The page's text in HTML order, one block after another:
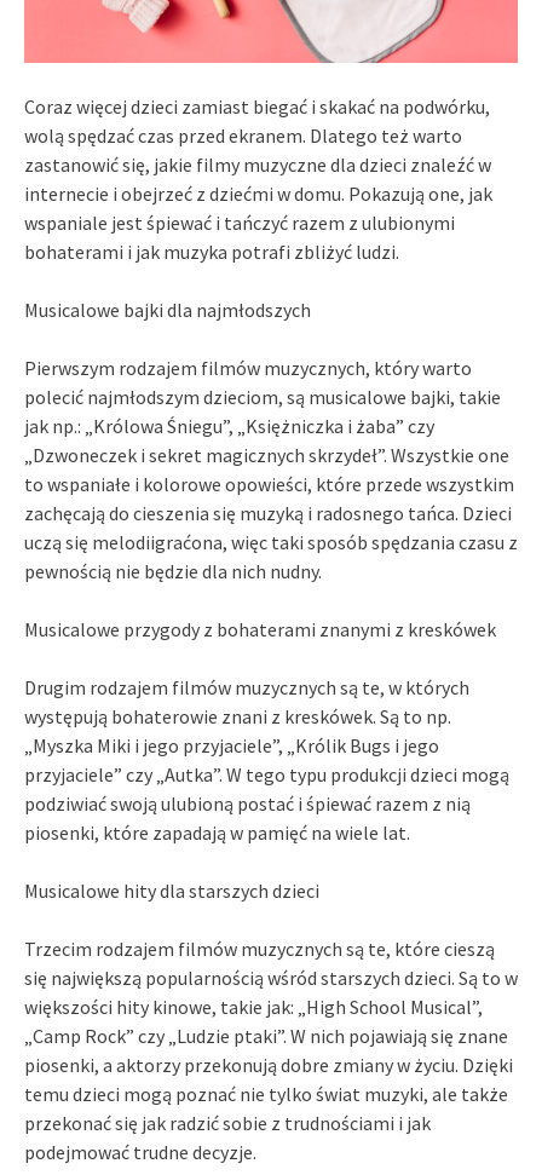
Coraz więcej dzieci zamiast biegać i skakać na podwórku,
wolą spędzać czas przed ekranem. Dlatego też warto
zastanowić się, jakie filmy muzyczne dla dzieci znaleźć w
internecie i obejrzeć z dziećmi w domu. Pokazują one, jak
wspaniale jest śpiewać i tańczyć razem z ulubionymi
bohaterami i jak muzyka potrafi zbliżyć ludzi.
Musicalowe bajki dla najmłodszych
Pierwszym rodzajem filmów muzycznych, który warto
polecić najmłodszym dzieciom, są musicalowe bajki, takie
jak np.: „Królowa Śniegu”, „Księżniczka i żaba” czy
„Dzwoneczek i sekret magicznych skrzydeł”. Wszystkie one
to wspaniałe i kolorowe opowieści, które przede wszystkim
zachęcają do cieszenia się muzyką i radosnego tańca. Dzieci
uczą się melodiigraćona, więc taki sposób spędzania czasu z
pewnością nie będzie dla nich nudny.
Musicalowe przygody z bohaterami znanymi z kreskówek
Drugim rodzajem filmów muzycznych są te, w których
występują bohaterowie znani z kreskówek. Są to np.
„Myszka Miki i jego przyjaciele”, „Królik Bugs i jego
przyjaciele” czy „Autka”. W tego typu produkcji dzieci mogą
podziwiać swoją ulubioną postać i śpiewać razem z nią
piosenki, które zapadają w pamięć na wiele lat.
Musicalowe hity dla starszych dzieci
Trzecim rodzajem filmów muzycznych są te, które cieszą
się największą popularnością wśród starszych dzieci. Są to w
większości hity kinowe, takie jak: „High School Musical”,
„Camp Rock” czy „Ludzie ptaki”. W nich pojawiają się znane
piosenki, a aktorzy przekonują dobre zmiany w życiu. Dzięki
temu dzieci mogą poznać nie tylko świat muzyki, ale także
przekonać się jak radzić sobie z trudnościami i jak
podejmować trudne decyzje.